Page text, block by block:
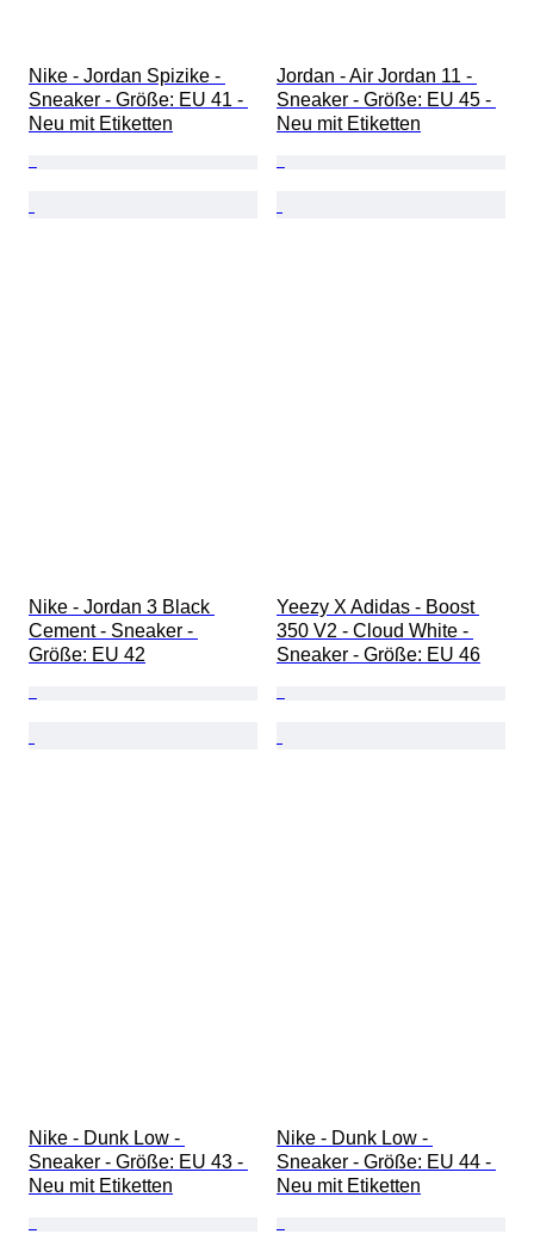
Nike - Jordan Spizike -
Sneaker - Größe: EU 41 -
Neu mit Etiketten
Jordan - Air Jordan 11 -
Sneaker - Größe: EU 45 -
Neu mit Etiketten
Nike - Jordan 3 Black
Cement - Sneaker -
Größe: EU 42
Yeezy X Adidas - Boost
350 V2 - Cloud White -
Sneaker - Größe: EU 46
Nike - Dunk Low -
Sneaker - Größe: EU 43 -
Neu mit Etiketten
Nike - Dunk Low -
Sneaker - Größe: EU 44 -
Neu mit Etiketten